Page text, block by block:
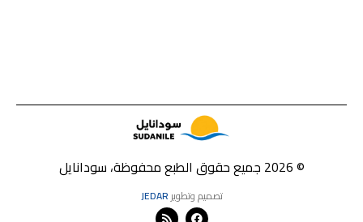
© 2026 جميع حقوق الطبع محفوظة، سودانايل
تصميم وتطويرJEDAR